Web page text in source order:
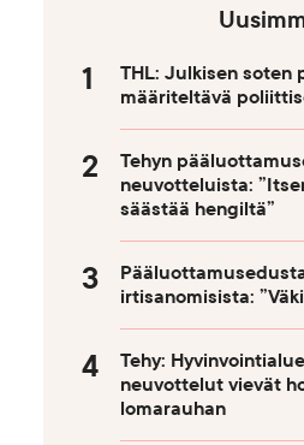
THL: Julkisen soten
määriteltävä
Tehyn
neuvotteluista:
säästää hengiltä”
irtisanomisista:
Tehy:
neuvottelut vievät
lomarauhan